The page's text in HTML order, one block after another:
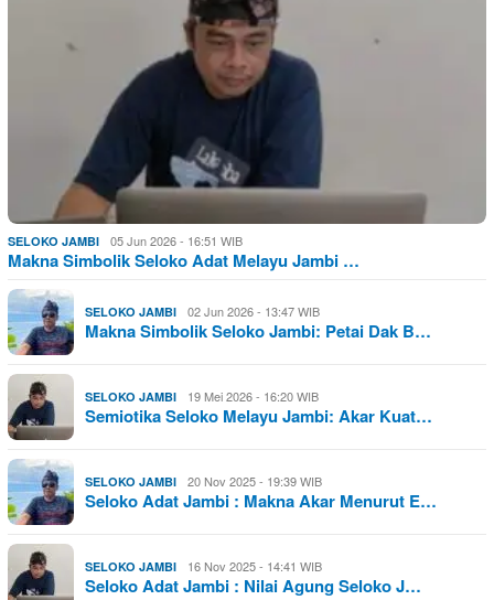
SELOKO JAMBI 05 Jun 2026 - 16:51 WIB
Makna Simbolik Seloko Adat Melayu Jambi …
SELOKO JAMBI 02 Jun 2026 - 13:47 WIB
Makna Simbolik Seloko Jambi: Petai Dak B…
SELOKO JAMBI 19 Mei 2026 - 16:20 WIB
Semiotika Seloko Melayu Jambi: Akar Kuat…
SELOKO JAMBI 20 Nov 2025 - 19:39 WIB
Seloko Adat Jambi : Makna Akar Menurut E…
SELOKO JAMBI 16 Nov 2025 - 14:41 WIB
Seloko Adat Jambi : Nilai Agung Seloko J…